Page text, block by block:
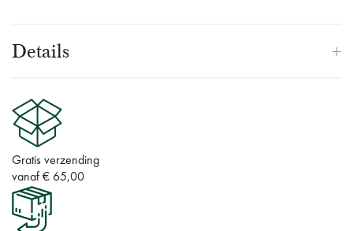
Details
Gratis verzending
vanaf € 65,00